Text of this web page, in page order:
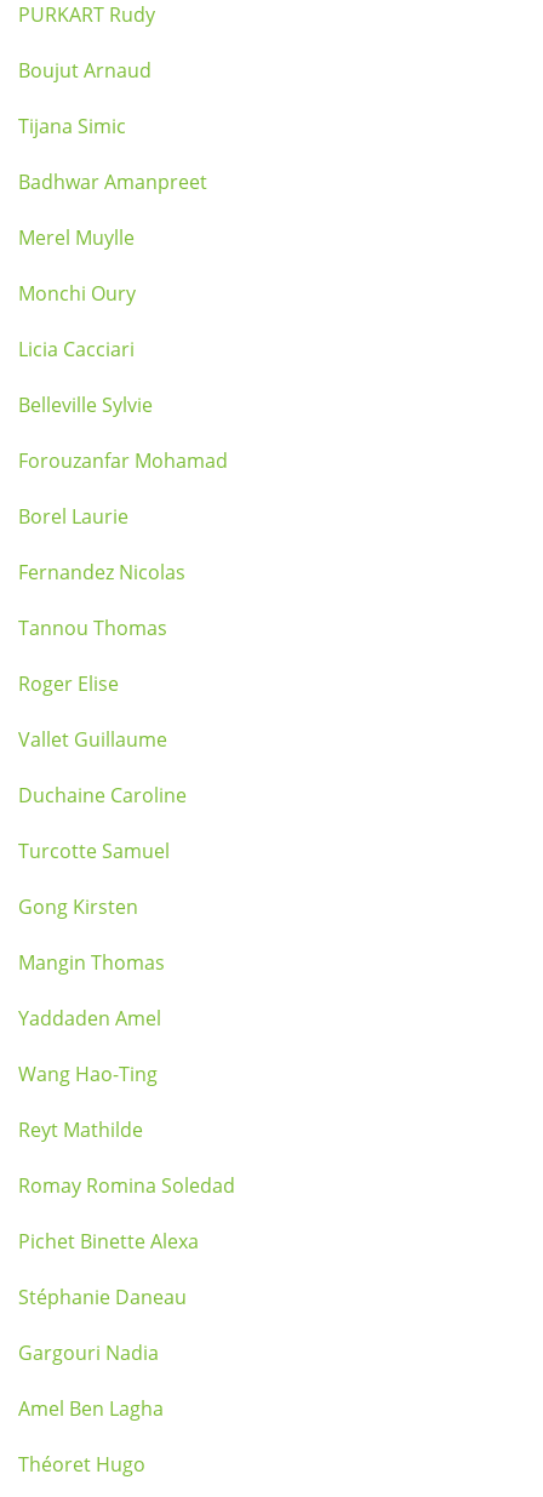
PURKART Rudy
Boujut Arnaud
Tijana Simic
Badhwar Amanpreet
Merel Muylle
Monchi Oury
Licia Cacciari
Belleville Sylvie
Forouzanfar Mohamad
Borel Laurie
Fernandez Nicolas
Tannou Thomas
Roger Elise
Vallet Guillaume
Duchaine Caroline
Turcotte Samuel
Gong Kirsten
Mangin Thomas
Yaddaden Amel
Wang Hao-Ting
Reyt Mathilde
Romay Romina Soledad
Pichet Binette Alexa
Stéphanie Daneau
Gargouri Nadia
Amel Ben Lagha
Théoret Hugo